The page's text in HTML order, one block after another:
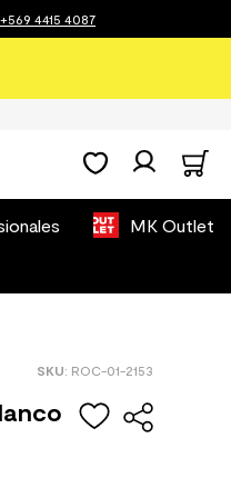
+569 4415 4087
MK Outlet
: ROC-01-2153